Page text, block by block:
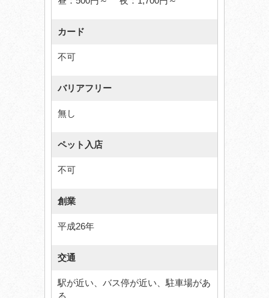
カード
不可
バリアフリー
無し
ペット入店
不可
創業
平成26年
交通
駅が近い、バス停が近い、駐車場があ
る